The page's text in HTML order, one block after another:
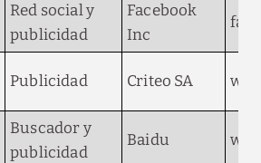
Red social y
publicidad
Facebook
Inc
Publicidad Criteo SA
Buscador y
publicidad
Baidu